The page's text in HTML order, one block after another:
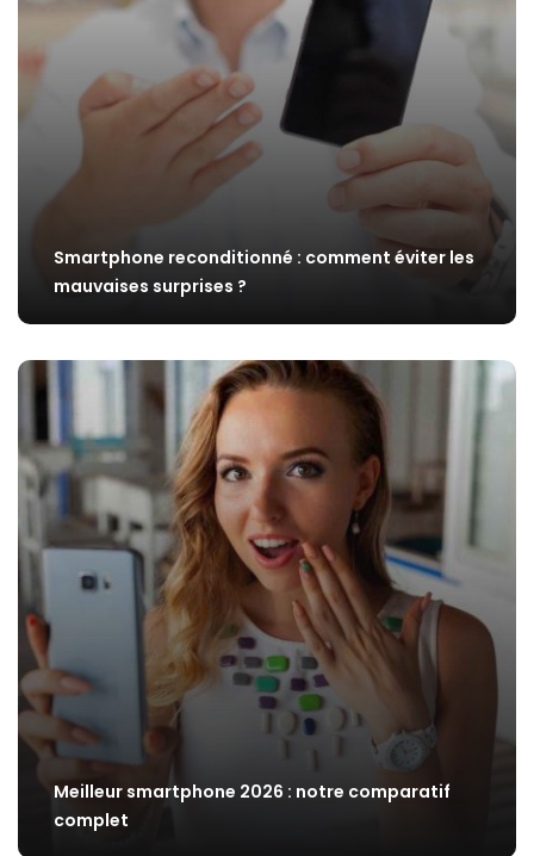
Smartphone reconditionné : comment éviter les
mauvaises surprises ?
Meilleur smartphone 2026 : notre comparatif
complet